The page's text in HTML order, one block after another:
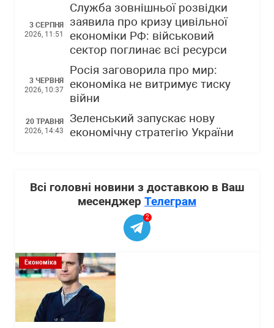
3 СЕРПНЯ
2026, 11:51
Служба зовнішньої розвідки
заявила про кризу цивільної
економіки РФ: військовий
сектор поглинає всі ресурси
3 ЧЕРВНЯ
2026, 10:37
Росія заговорила про мир:
економіка не витримує тиску
війни
20 ТРАВНЯ
2026, 14:43
Зеленський запускає нову
економічну стратегію України
Всі головні новини з доставкою в Ваш
месенджер Телеграм
2
Економіка